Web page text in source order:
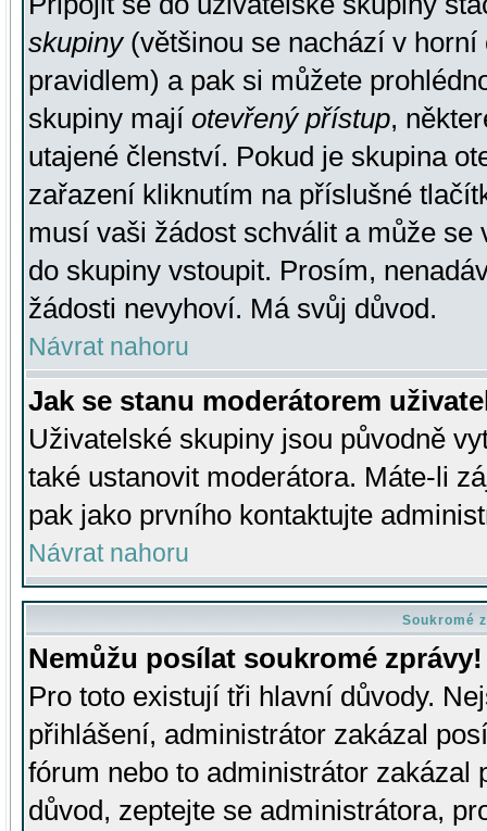
skupiny(většinou se nachází v horní
pravidlem) a pak si můžete
skupiny mají otevřený přístup,
utajené členství. Pokud je skupina
zařazení kliknutím na příslušné
musí vaši žádost schválit a může se
do skupiny vstoupit. Prosím,
žádosti nevyhoví. Má svůj důvod.
Návrat nahoru
Jak se stanu moderátorem
Uživatelské skupiny jsou původně
také ustanovit moderátora. Máte-li
pak jako prvního kontaktujte
Návrat nahoru
Soukromé
Nemůžu posílat soukromé zprávy!
Pro toto existují tři hlavní důvody.
přihlášení, administrátor zakázal
fórum nebo to administrátor zakázal
důvod, zeptejte se administrátora,